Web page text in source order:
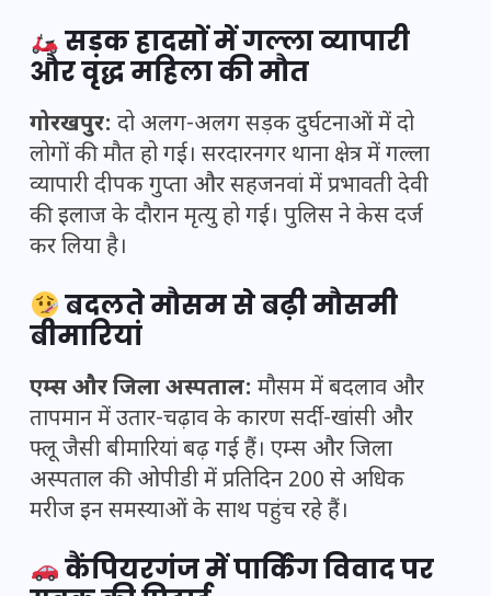
सड़क हादसों में गल्ला व्यापारी
और वृद्ध महिला की मौत
गोरखपुर: दो अलग-अलग सड़क दुर्घटनाओं में दो
लोगों की मौत हो गई। सरदारनगर थाना क्षेत्र में गल्ला
व्यापारी दीपक गुप्ता और सहजनवां में प्रभावती देवी
की इलाज के दौरान मृत्यु हो गई। पुलिस ने केस दर्ज
कर लिया है।
बदलते मौसम से बढ़ी मौसमी
बीमारियां
एम्स और जिला अस्पताल: मौसम में बदलाव और
तापमान में उतार-चढ़ाव के कारण सर्दी-खांसी और
फ्लू जैसी बीमारियां बढ़ गई हैं। एम्स और जिला
अस्पताल की ओपीडी में प्रतिदिन 200 से अधिक
मरीज इन समस्याओं के साथ पहुंच रहे हैं।
कैंपियरगंज में पार्किंग विवाद पर